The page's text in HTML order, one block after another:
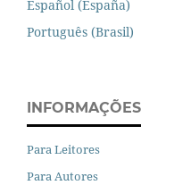
Español (España)
Português (Brasil)
INFORMAÇÕES
Para Leitores
Para Autores